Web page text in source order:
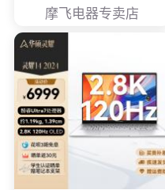
摩飞电器专卖店